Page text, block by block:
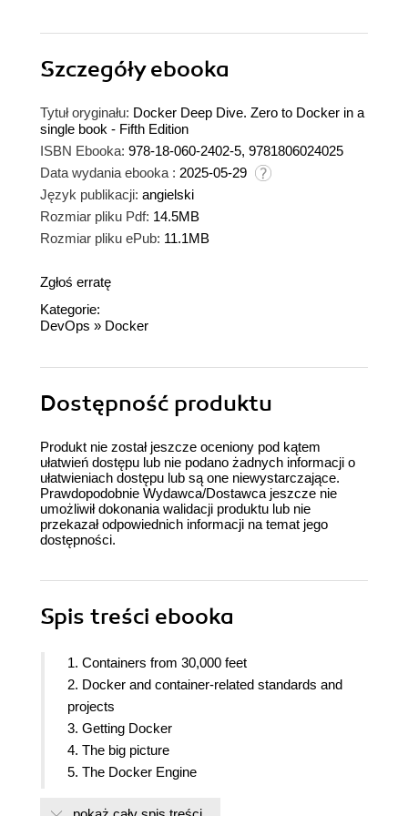
Szczegółyebooka
Tytuł oryginału: Docker Deep Dive. Zero to Docker in a
single book - Fifth Edition
ISBN Ebooka: 978-18-060-2402-5, 9781806024025
Data wydania ebooka : 2025-05-29
Język publikacji: angielski
Rozmiar pliku Pdf: 14.5MB
Rozmiar pliku ePub: 11.1MB
Zgłoś erratę
Kategorie:
DevOps » Docker
Dostępność produktu
Produkt nie został jeszcze oceniony pod kątem
ułatwień dostępu lub nie podano żadnych informacji o
ułatwieniach dostępu lub są one niewystarczające.
Prawdopodobnie Wydawca/Dostawca jeszcze nie
umożliwił dokonania walidacji produktu lub nie
przekazał odpowiednich informacji na temat jego
dostępności.
Spis treści ebooka
1. Containers from 30,000 feet
2. Docker and container-related standards and
projects
3. Getting Docker
4. The big picture
5. The Docker Engine